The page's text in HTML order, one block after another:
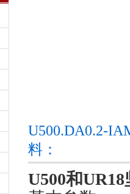
U500.DA0.2-
料：
U500和